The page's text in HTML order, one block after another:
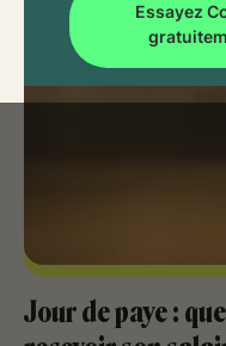
Essayez
Jour de paye :